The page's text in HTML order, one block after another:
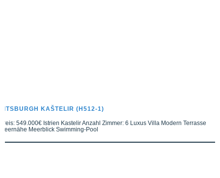
PITSBURGH KAŠTELIR (H512-1)
Preis: 549.000€ Istrien Kastelir Anzahl Zimmer: 6 Luxus Villa Modern Terrasse
Meernähe Meerblick Swimming-Pool